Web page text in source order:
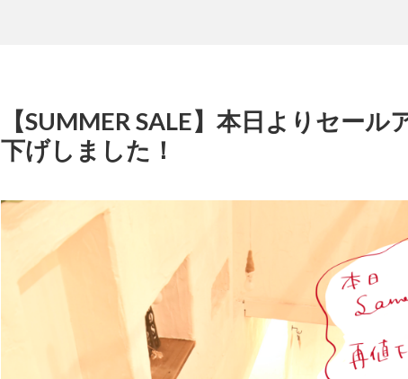
【SUMMER SALE】本日よりセール
下げしました！